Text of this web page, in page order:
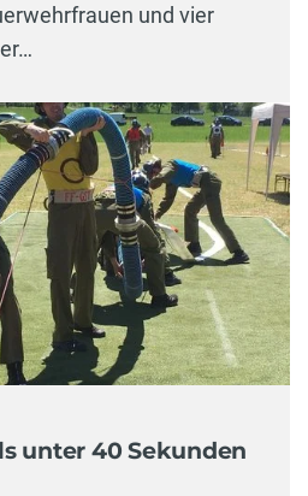
und vier
unter 40 Sekunden